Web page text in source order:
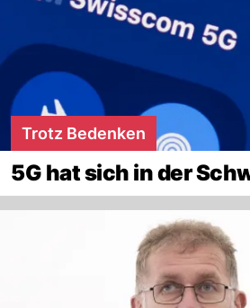
Trotz Bedenken
5G hat sich in der